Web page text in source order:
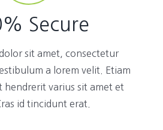
Secure
dolor sit amet, consectetur
a lorem velit. Etiam
hendrerit varius sit amet et
id tincidunt erat.